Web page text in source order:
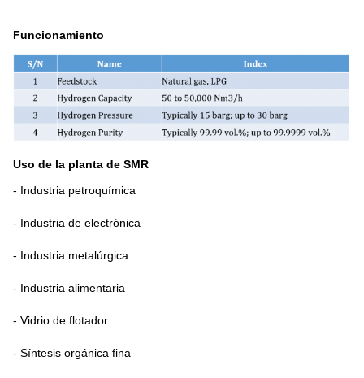
Funcionamiento
Uso de la planta de SMR
- Industria petroquímica
- Industria de electrónica
- Industria metalúrgica
- Industria alimentaria
- Vidrio de flotador
- Síntesis orgánica fina